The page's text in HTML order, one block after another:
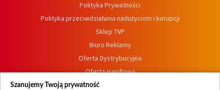
Polityka Prywatności
Polityka przeciwdziałania nadużyciom i korupcji
Sklep TVP
Biuro Reklamy
Oferta Dystrybucyjna
Oferta Handlowa
Dostępność
Szanujemy Twoją prywatność